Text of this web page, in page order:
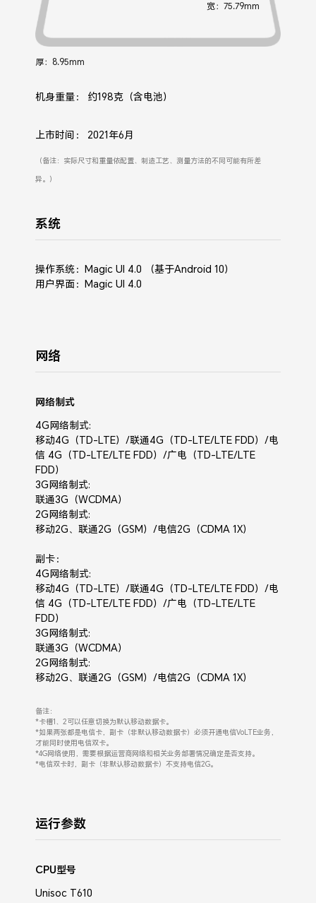
宽：75.79mm
厚：8.95mm
机身重量： 约198克（含电池）
上市时间： 2021年6月
（备注：实际尺寸和重量依配置、制造工艺、测量方法的不同可能有所差
异。）
系统
操作系统：Magic UI 4.0 （基于Android 10）
用户界面：Magic UI 4.0
网络
网络制式
4G网络制式:
移动4G（TD-LTE）/联通4G（TD-LTE/LTE FDD）/电
信 4G（TD-LTE/LTE FDD）/广电（TD-LTE/LTE
FDD）
3G网络制式:
联通3G（WCDMA）
2G网络制式:
移动2G、联通2G（GSM）/电信2G（CDMA 1X）
副卡：
4G网络制式:
移动4G（TD-LTE）/联通4G（TD-LTE/LTE FDD）/电
信 4G（TD-LTE/LTE FDD）/广电（TD-LTE/LTE
FDD）
3G网络制式:
联通3G（WCDMA）
2G网络制式:
移动2G、联通2G（GSM）/电信2G（CDMA 1X）
备注：
*卡槽1、2可以任意切换为默认移动数据卡。
*如果两张都是电信卡，副卡（非默认移动数据卡）必须开通电信VoLTE业务，
才能同时使用电信双卡。
*4G网络使用，需要根据运营商网络和相关业务部署情况确定是否支持。
*电信双卡时，副卡（非默认移动数据卡）不支持电信2G。
运行参数
CPU型号
Unisoc T610